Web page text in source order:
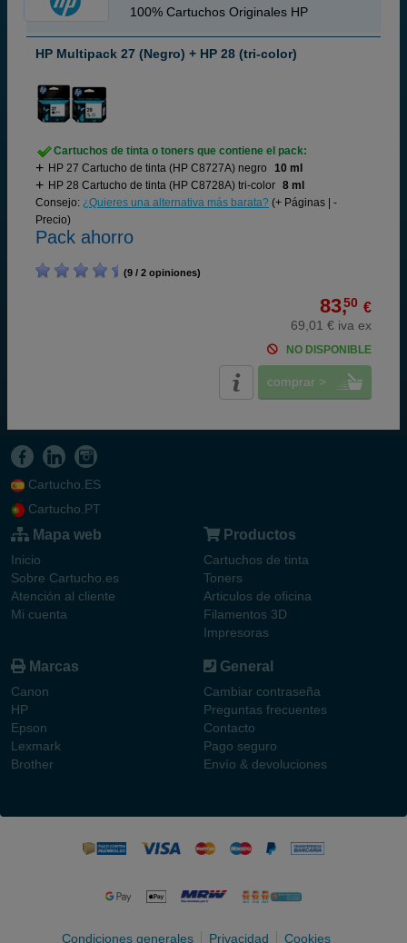
100% Cartuchos Originales HP
HP Multipack 27 (Negro) + HP 28 (tri-color)
Cartuchos de tinta o toners que contiene el pack:
HP 27 Cartucho de tinta (HP C8727A) negro
10 ml
HP 28 Cartucho de tinta (HP C8728A) tri-color 8 ml
Consejo: ¿Quieres una alternativa más barata? (+ Páginas | -
Precio)
Pack ahorro
(9 / 2 opiniones)
83,50 €
69,01 € iva ex
NO DISPONIBLE
comprar >
Cartucho.ES
Cartucho.PT
Mapa web
Inicio
Sobre Cartucho.es
Atención al cliente
Mi cuenta
Productos
Cartuchos de tinta
Toners
Articulos de oficina
Filamentos 3D
Impresoras
Marcas
Canon
HP
Epson
Lexmark
Brother
General
Cambiar contraseña
Preguntas frecuentes
Contacto
Pago seguro
Envío & devoluciones
Condiciones generales Privacidad Cookies